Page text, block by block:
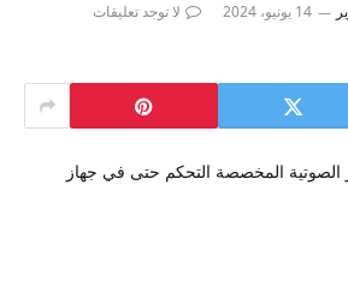
14 يونيو، 2024
لا توجد تعليقات